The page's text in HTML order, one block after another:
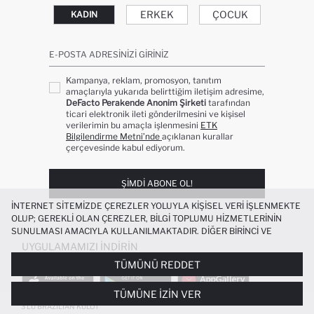
3'LÜ BRAZILIAN KÜLOT
KADIN ERKEK ÇOCUK
E-POSTA ADRESINIZI GIRINIZ
Kampanya, reklam, promosyon, tanıtım
amaçlarıyla yukarıda belirttiğim iletişim adresime,
DeFacto Perakende Anonim Şirketi tarafından
ticari elektronik ileti gönderilmesini ve kişisel
verilerimin bu amaçla işlenmesini ETK
Bilgilendirme Metni’nde açıklanan kurallar
çerçevesinde kabul ediyorum.
ŞIMDI ABONE OL!
UYGULAMAMIZI İNDIRIN
İNTERNET SITEMIZDE ÇEREZLER YOLUYLA KIŞISEL VERI IŞLENMEKTE
OLUP; GEREKLI OLAN ÇEREZLER, BILGI TOPLUMU HIZMETLERININ
SUNULMASI AMACIYLA KULLANILMAKTADIR. DIĞER BIRINCI VE
ÜÇÜNCÜ TARAF ÇEREZLER ISE SIZE DAHA IYI BIR ALIŞVERIŞ
DENEYIMI SUNULABILMESI, SITEMIZIN DAHA IŞLEVSEL KILINMASI VE
KIŞISELLEŞTIRMESI VE AÇIK RIZA VERMENIZ HALINDE, SIZLERE
YÖNELIK PAZARLAMA FAALIYETLERININ YAPILMASI AMAÇLARIYLA
SINIRLI OLARAK KULLANILACAKTIR. ÇEREZLERE DAIR TERCIHLERINIZI
ÇEREZ TERCIHLERIPANELI ARACILIĞIYLA HER ZAMAN YÖNETEBILIR,
TÜMÜNÜ REDDET
TÜMÜNE İZIN VER